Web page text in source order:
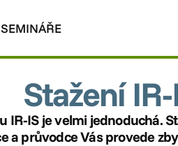
SEMINÁŘE
Stažení
IR-IS je velmi jednoduchá.
a průvodce Vás provede